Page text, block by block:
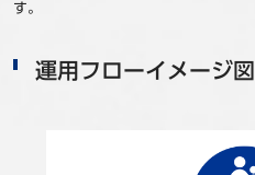
す。
運用フローイメージ図